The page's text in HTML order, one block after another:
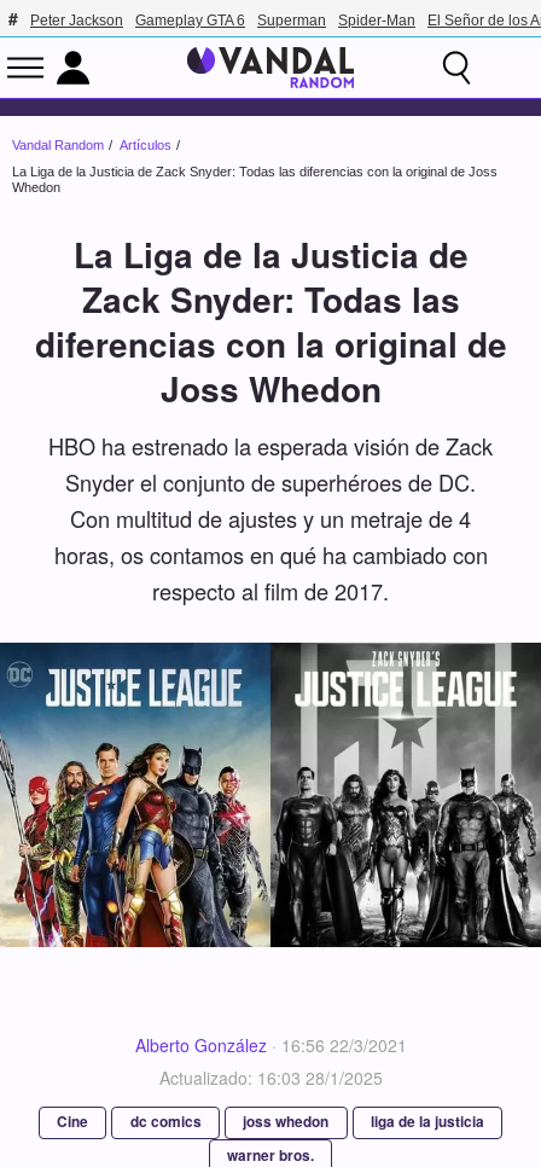
Peter Jackson Gameplay GTA 6 Superman Spider-Man El Señor de los
Vandal Random
Artículos
La Liga de la Justicia de Zack Snyder: Todas las diferencias con la original de Joss
Whedon
La Liga de la Justicia de
Zack Snyder: Todas las
diferencias con la original de
Joss Whedon
HBO ha estrenado la esperada visión de Zack
Snyder el conjunto de superhéroes de DC.
Con multitud de ajustes y un metraje de 4
horas, os contamos en qué ha cambiado con
respecto al film de 2017.
Alberto González· 16:56 22/3/2021
Actualizado: 16:03 28/1/2025
Cine dc comics joss whedon
liga de la justicia
warner bros.